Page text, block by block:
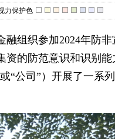
力保护色
组织参加2024年防
的防范意识和识别
“公司”）开展了一系